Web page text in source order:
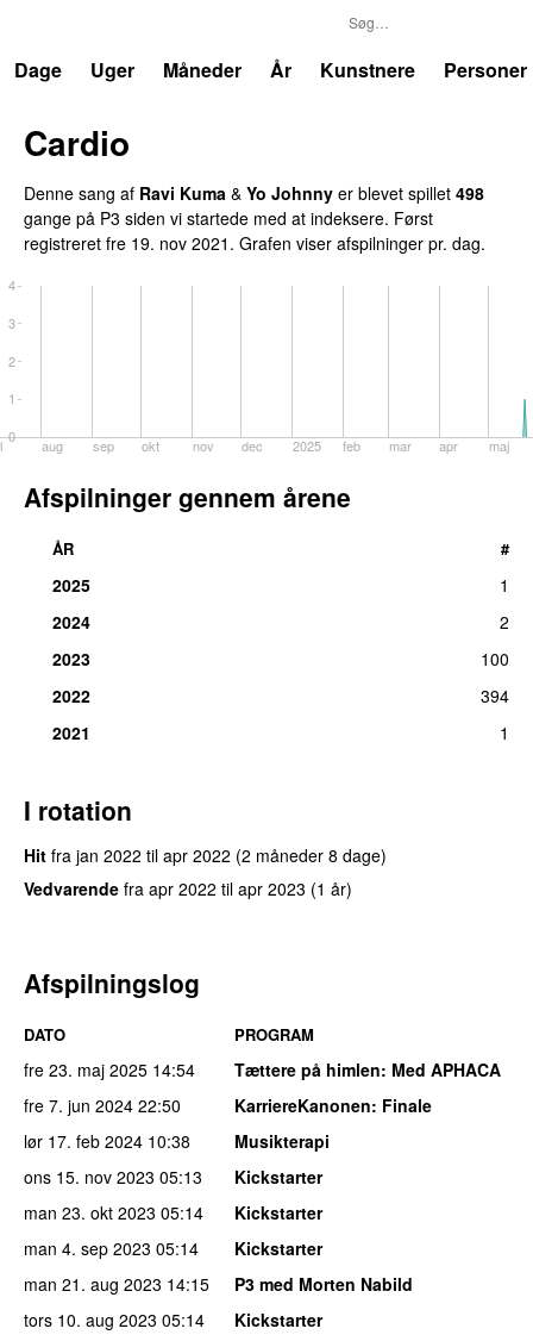
Dage
Uger Måneder År Kunstnere Personer
Cardio
Denne sang af Ravi Kuma & Yo Johnny er blevet spillet 498
gange på P3 siden vi startede med at indeksere. Først
registreret fre 19. nov 2021 . Grafen viser afspilninger pr. dag.
aug sep okt nov dec 2025 feb mar apr maj
0
1
2
3
4
Afspilninger gennem årene
ÅR #
2025
1
2024
2
2023
100
2022
394
2021
1
I rotation
Hit fra jan 2022 til apr 2022 (2 måneder 8 dage)
Vedvarende fra apr 2022 til apr 2023 (1 år)
Afspilningslog
DATO PROGRAM
fre 23. maj 2025 14:54 Tættere på himlen: Med APHACA
fre 7. jun 2024 22:50 KarriereKanonen: Finale
lør 17. feb 2024 10:38
Musikterapi
ons 15. nov 2023 05:13
Kickstarter
man 23. okt 2023 05:14
Kickstarter
man 4. sep 2023 05:14
Kickstarter
man 21. aug 2023 14:15
P3 med Morten Nabild
tors 10. aug 2023 05:14 Kickstarter